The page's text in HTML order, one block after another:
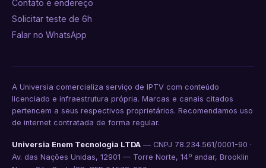
Contato e endereço
Solicitar teste de 6h
Falar no WhatsApp
A Universia comercializa serviço de IPTV com conteúdo
licenciado e infraestrutura própria. Marcas e canais citados
pertencem a seus respectivos proprietários. Recomendamos uso
de internet contratada de forma regular.
Universia Enem Tecnologia LTDA — CNPJ 78.234.561/0001-90 ·
Av. das Nações Unidas, 12901 — Torre Norte, 14º andar, Brooklin